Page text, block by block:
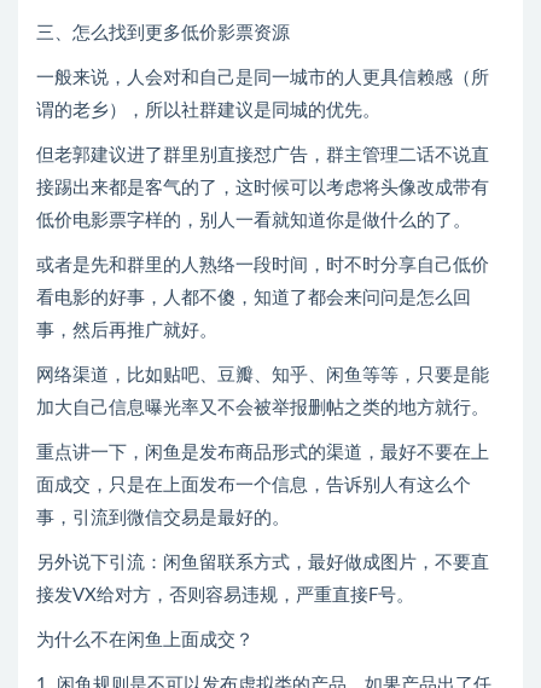
三、怎么找到更多低价影票资源
一般来说，人会对和自己是同一城市的人更具信赖感（所
谓的老乡），所以社群建议是同城的优先。
但老郭建议进了群里别直接怼广告，群主管理二话不说直
接踢出来都是客气的了，这时候可以考虑将头像改成带有
低价电影票字样的，别人一看就知道你是做什么的了。
或者是先和群里的人熟络一段时间，时不时分享自己低价
看电影的好事，人都不傻，知道了都会来问问是怎么回
事，然后再推广就好。
网络渠道，比如贴吧、豆瓣、知乎、闲鱼等等，只要是能
加大自己信息曝光率又不会被举报删帖之类的地方就行。
重点讲一下，闲鱼是发布商品形式的渠道，最好不要在上
面成交，只是在上面发布一个信息，告诉别人有这么个
事，引流到微信交易是最好的。
另外说下引流：闲鱼留联系方式，最好做成图片，不要直
接发VX给对方，否则容易违规，严重直接F号。
为什么不在闲鱼上面成交？